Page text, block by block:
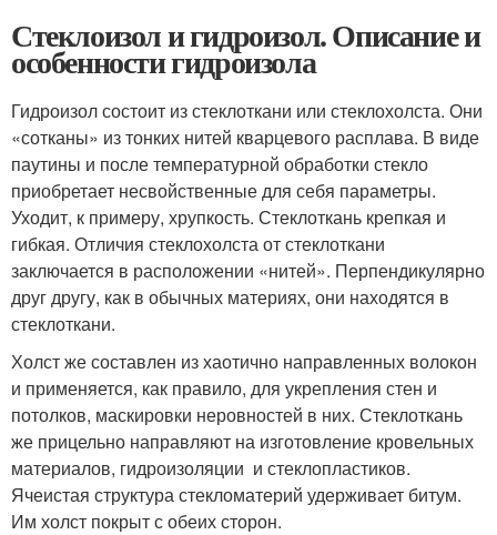
Стеклоизол и гидроизол. Описание и
особенности гидроизола
Гидроизол состоит из стеклоткани или стеклохолста. Они
«сотканы» из тонких нитей кварцевого расплава. В виде
паутины и после температурной обработки стекло
приобретает несвойственные для себя параметры.
Уходит, к примеру, хрупкость. Стеклоткань крепкая и
гибкая. Отличия стеклохолста от стеклоткани
заключается в расположении «нитей». Перпендикулярно
друг другу, как в обычных материях, они находятся в
стеклоткани.
Холст же составлен из хаотично направленных волокон
и применяется, как правило, для укрепления стен и
потолков, маскировки неровностей в них. Стеклоткань
же прицельно направляют на изготовление кровельных
материалов, гидроизоляции и стеклопластиков.
Ячеистая структура стекломатерий удерживает битум.
Им холст покрыт с обеих сторон.